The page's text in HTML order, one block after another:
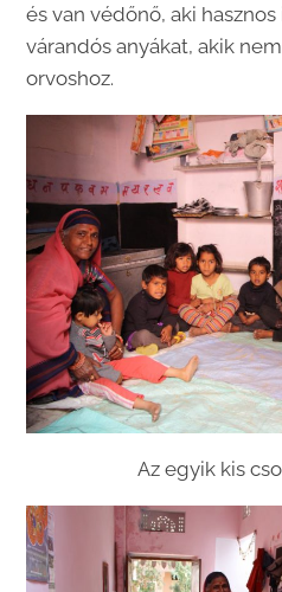
és van védőnő, aki
várandós anyákat, akik
orvoshoz.
Az egyik kis